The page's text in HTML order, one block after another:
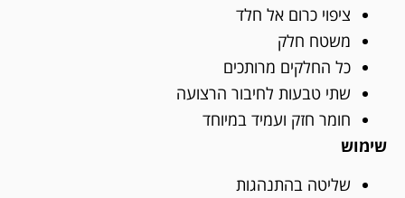
ציפוי כרום אל חלד
משטח חלק
כל החלקים מרותכים
שתי טבעות לחיבור הרצועה
חומר חזק ועמיד במיוחד
שימוש
שליטה בהתנהגות